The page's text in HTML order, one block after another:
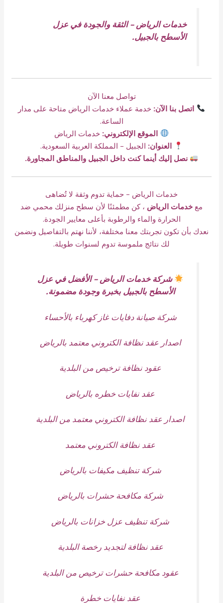
خدمات الرياض – الثقة والجودة في عزل
الأسطح بالجبيل.
تواصل معنا الآن
اتصل بنا الآن: خدمة عملاء خدمات الرياض متاحة على مدار
الساعة.
الموقع الإلكتروني: خدمات الرياض
العنوان: الجبيل – المملكة العربية السعودية.
نصل إليك أينما كنت داخل الجبيل والمناطق المجاورة.
خدمات الرياض – حماية تدوم وثقة لا تُضاهى
مع خدمات الرياض ، كن مطمئنًا لأن سطح منزلك محمي ضد
الحرارة والماء والرطوبة بأعلى معايير الجودة.
نعدك بأن تكون تجربتك معنا مختلفة، لأننا نهتم بالتفاصيل ونضمن
لك نتائج ملموسة تدوم لسنوات طويلة.
شركة خدمات الرياض – الأفضل في عزل
الأسطح بالجبيل بخبرة وجودة مضمونة.
شركة صيانة دفايات غاز كهرباء بالأحساء
اصدار عقد نظافة الكتروني معتمد بالرياض
عقود نظافة ترخيص من البلدية
عقد نفايات خطره بالرياض
اصدار عقد نظافة الكتروني معتمد من البلدية
عقد نظافة الكتروني معتمد
شركة تنظيف مكيفات بالرياض
شركة مكافحة حشرات بالرياض
شركة تنظيف عزل خزانات بالرياض
عقد نظافة لتجديد رخصة البلدية
عقود مكافحة حشرات ترخيص من البلدية
عقد نفايات خطرة